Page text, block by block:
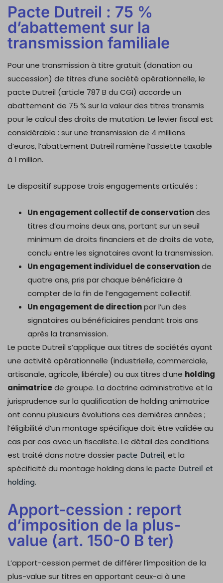
Pacte Dutreil : 75 %
d’abattement sur la
transmission familiale
Pour une transmission à titre gratuit (donation ou
succession) de titres d’une société opérationnelle, le
pacte Dutreil (article 787 B du CGI) accorde un
abattement de 75 % sur la valeur des titres transmis
pour le calcul des droits de mutation. Le levier fiscal est
considérable : sur une transmission de 4 millions
d’euros, l’abattement Dutreil ramène l’assiette taxable
à 1 million.
Le dispositif suppose trois engagements articulés :
Un engagement collectif de conservationdes
titres d’au moins deux ans, portant sur un seuil
minimum de droits financiers et de droits de vote,
conclu entre les signataires avant la transmission.
Un engagement individuel de conservationde
quatre ans, pris par chaque bénéficiaire à
compter de la fin de l’engagement collectif.
Un engagement de directionpar l’un des
signataires ou bénéficiaires pendant trois ans
après la transmission.
Le pacte Dutreil s’applique aux titres de sociétés ayant
une activité opérationnelle (industrielle, commerciale,
artisanale, agricole, libérale) ou aux titres d’une holding
animatricede groupe. La doctrine administrative et la
jurisprudence sur la qualification de holding animatrice
ont connu plusieurs évolutions ces dernières années ;
l’éligibilité d’un montage spécifique doit être validée au
cas par cas avec un fiscaliste. Le détail des conditions
est traité dans notre dossier pacte Dutreil, et la
spécificité du montage holding dans le pacte Dutreil et
holding.
Apport-cession : report
d’imposition de la plus-
value (art. 150-0 B ter)
L’apport-cession permet de différer l’imposition de la
plus-value sur titres en apportant ceux-ci à une